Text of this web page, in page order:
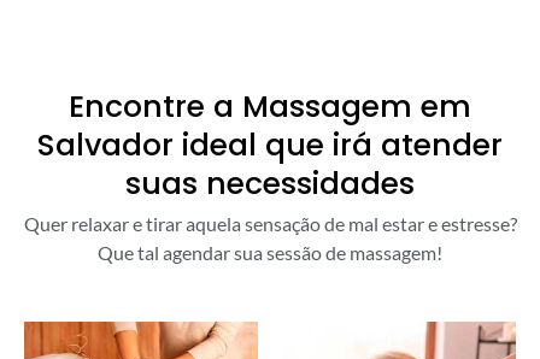
Encontre a Massagem em
Salvador ideal que irá atender
suas necessidades
Quer relaxar e tirar aquela sensação de mal estar e estresse?
Que tal agendar sua sessão de massagem!